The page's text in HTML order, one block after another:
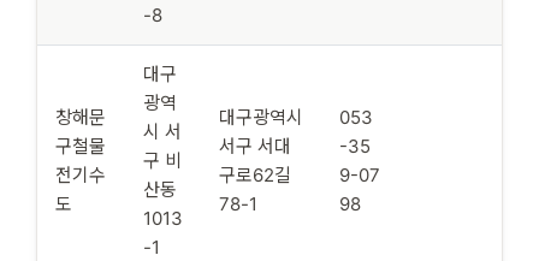
-8
창해문
구철물
전기수
도
대구
광역
시 서
구 비
산동
1013
-1
대구광역시
서구 서대
구로62길
78-1
053
-35
9-07
98